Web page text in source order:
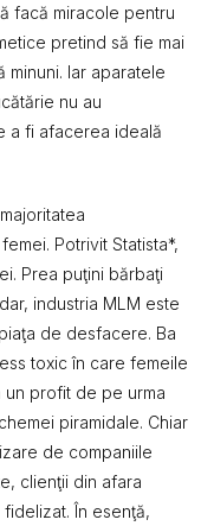
facă miracole pentru
pretind să fie mai
Iar aparatele
nu au
a fi afacerea ideală
Potrivit Statista*,
Prea puţini bărbaţi
industria MLM este
de desfacere. Ba
toxic în care femeile
un profit de pe urma
piramidale. Chiar
de companiile
clienţii din afara
În esenţă,